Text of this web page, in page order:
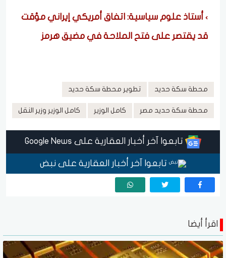
أستاذ علوم سياسية: اتفاق أمريكي إيراني مؤقت
قد يقتصر على فتح الملاحة في مضيق هرمز
محطة سكة حديد تطوير محطة سكة حديد
محطة سكة حديد مصر كامل الوزير كامل الوزير وزير النقل
تابعوا آخر أخبار العقارية على Google News
تابعوا آخر أخبار العقارية على نبض
اقرأ أيضا